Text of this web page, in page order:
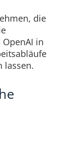
die
in
lassen.